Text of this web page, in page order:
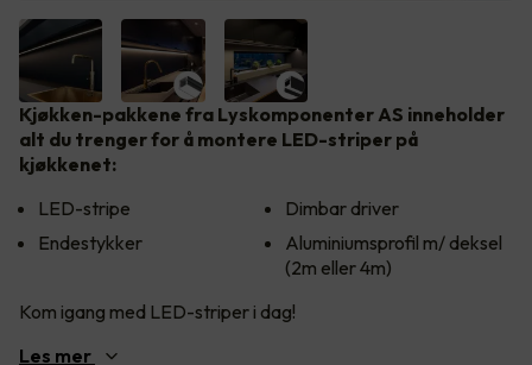
Kjøkken-pakkene fra Lyskomponenter AS inneholder
alt du trenger for å montere LED-striper på
kjøkkenet:
LED-stripe
Endestykker
Dimbar driver
Aluminiumsprofil m/ deksel
(2m eller 4m)
Kom igang med LED-striper i dag!
Les mer